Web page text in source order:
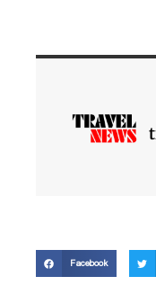
Facebook